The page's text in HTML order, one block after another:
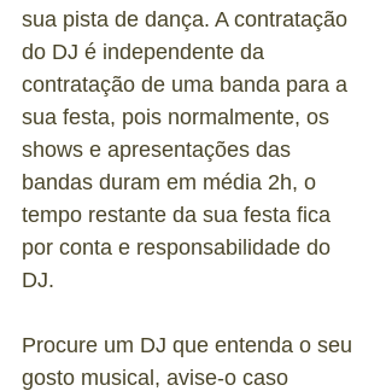
sua pista de dança. A contratação
do DJ é independente da
contratação de uma banda para a
sua festa, pois normalmente, os
shows e apresentações das
bandas duram em média 2h, o
tempo restante da sua festa fica
por conta e responsabilidade do
DJ.
Procure um DJ que entenda o seu
gosto musical, avise-o caso